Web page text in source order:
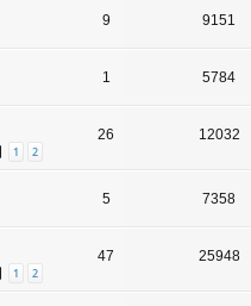
9 9151
1 5784
1 2
26 12032
5 7358
1 2
47 25948